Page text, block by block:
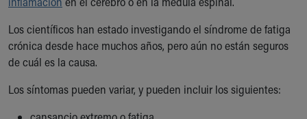
About Akron Children's Pediatrics
Who We Are
Building a Brighter Future
Our Mission, Vision, Promise
Community Mission
Los científicos han estado investigando el síndrome de fatiga
crónica desde hace muchos años, pero aún no están seguros
de cuál es la causa.
Los síntomas pueden variar, y pueden incluir los siguientes: